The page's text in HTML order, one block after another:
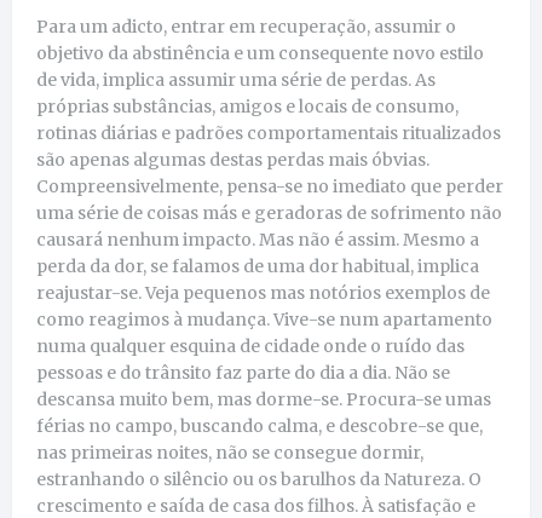
Para um adicto, entrar em recuperação, assumir o
objetivo da abstinência e um consequente novo estilo
de vida, implica assumir uma série de perdas. As
próprias substâncias, amigos e locais de consumo,
rotinas diárias e padrões comportamentais ritualizados
são apenas algumas destas perdas mais óbvias.
Compreensivelmente, pensa-se no imediato que perder
uma série de coisas más e geradoras de sofrimento não
causará nenhum impacto. Mas não é assim. Mesmo a
perda da dor, se falamos de uma dor habitual, implica
reajustar-se. Veja pequenos mas notórios exemplos de
como reagimos à mudança. Vive-se num apartamento
numa qualquer esquina de cidade onde o ruído das
pessoas e do trânsito faz parte do dia a dia. Não se
descansa muito bem, mas dorme-se. Procura-se umas
férias no campo, buscando calma, e descobre-se que,
nas primeiras noites, não se consegue dormir,
estranhando o silêncio ou os barulhos da Natureza. O
crescimento e saída de casa dos filhos. À satisfação e